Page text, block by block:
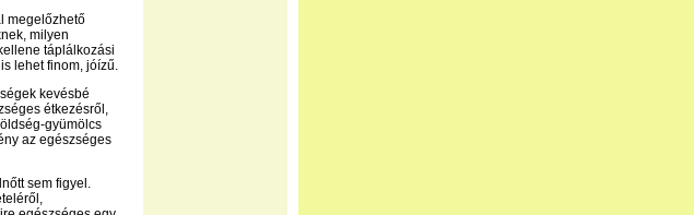
megelőzhető
milyen
táplálkozási
lehet finom, jóízű.
kevésbé
étkezésről,
gyümölcs
az egészséges
sem figyel.